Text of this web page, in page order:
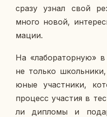
сразу узнал свой
много новой,
ма­ции.
На «ла­бо­ра­тор­ную»
не только
юные участ­ни­ки,
про­цесс уча­стия в
ли ди­пло­мы и